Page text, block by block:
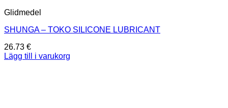
Glidmedel
SHUNGA – TOKO SILICONE LUBRICANT
26.73 €
Lägg till i varukorg